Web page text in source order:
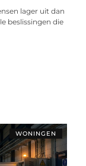
lager uit dan
beslissingen die
WONINGEN